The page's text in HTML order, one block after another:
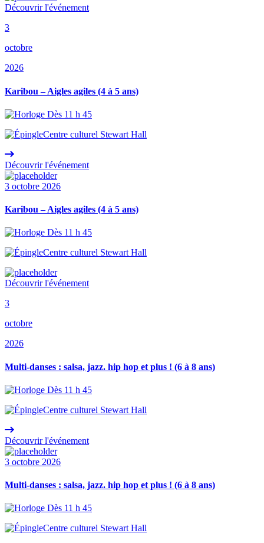
Découvrir l'événement
3
octobre
2026
Karibou – Aigles agiles (4 à 5 ans)
Dès 11 h 45
Centre culturel Stewart Hall
Découvrir l'événement
3 octobre 2026
Karibou – Aigles agiles (4 à 5 ans)
Dès 11 h 45
Centre culturel Stewart Hall
Découvrir l'événement
3
octobre
2026
Multi-danses : salsa, jazz. hip hop et plus ! (6 à 8 ans)
Dès 11 h 45
Centre culturel Stewart Hall
Découvrir l'événement
3 octobre 2026
Multi-danses : salsa, jazz. hip hop et plus ! (6 à 8 ans)
Dès 11 h 45
Centre culturel Stewart Hall